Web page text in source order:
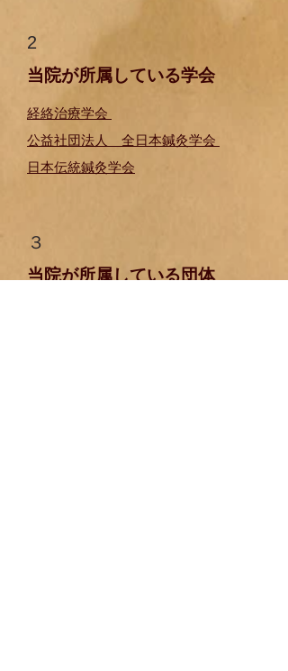
2
当院が所属している学会
経絡治療学会
公益社団法人 全日本鍼灸学会
日本伝統鍼灸学会
​３
当院が所属している団体